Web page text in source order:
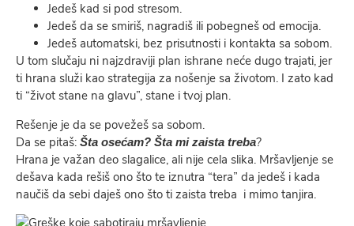
Jedeš kad si pod stresom.
Jedeš da se smiriš, nagradiš ili pobegneš od emocija.
Jedeš automatski, bez prisutnosti i kontakta sa sobom.
U tom slučaju ni najzdraviji plan ishrane neće dugo trajati, jer
ti hrana služi kao strategija za nošenje sa životom. I zato kad
ti “život stane na glavu”, stane i tvoj plan.
Rešenje je da se povežeš sa sobom.
Da se pitaš: Šta osećam? Šta mi zaista treba?
Hrana je važan deo slagalice, ali nije cela slika. Mršavljenje se
dešava kada rešiš ono što te iznutra “tera” da jedeš i kada
naučiš da sebi daješ ono što ti zaista treba i mimo tanjira.